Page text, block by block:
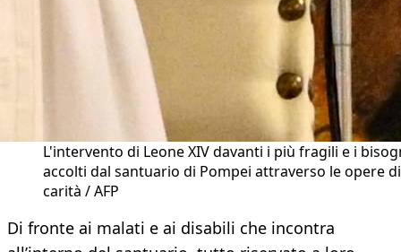
L'intervento di Leone XIV davanti i più fragili e i
accolti dal santuario di Pompei attraverso le opere di
carità / AFP
Di fronte ai malati e ai disabili che incontra